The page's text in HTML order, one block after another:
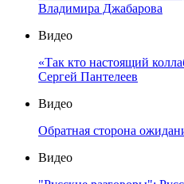
Владимира Джабарова
Видео
«Так кто настоящий
Сергей Пантелеев
Видео
Обратная сторона
Видео